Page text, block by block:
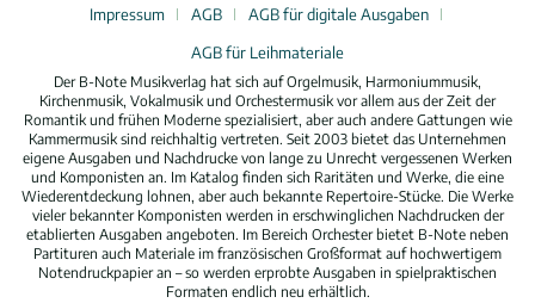
Impressum
AGB
AGB für digitale Ausgaben
AGB für Leihmateriale
Der B-Note Musikverlag hat sich auf Orgelmusik, Harmoniummusik,
Kirchenmusik, Vokalmusik und Orchestermusik vor allem aus der Zeit der
Romantik und frühen Moderne spezialisiert, aber auch andere Gattungen wie
Kammermusik sind reichhaltig vertreten. Seit 2003 bietet das Unternehmen
eigene Ausgaben und Nachdrucke von lange zu Unrecht vergessenen Werken
und Komponisten an. Im Katalog finden sich Raritäten und Werke, die eine
Wiederentdeckung lohnen, aber auch bekannte Repertoire-Stücke. Die Werke
vieler bekannter Komponisten werden in erschwinglichen Nachdrucken der
etablierten Ausgaben angeboten. Im Bereich Orchester bietet B-Note neben
Partituren auch Materiale im französischen Großformat auf hochwertigem
Notendruckpapier an – so werden erprobte Ausgaben in spielpraktischen
Formaten endlich neu erhältlich.